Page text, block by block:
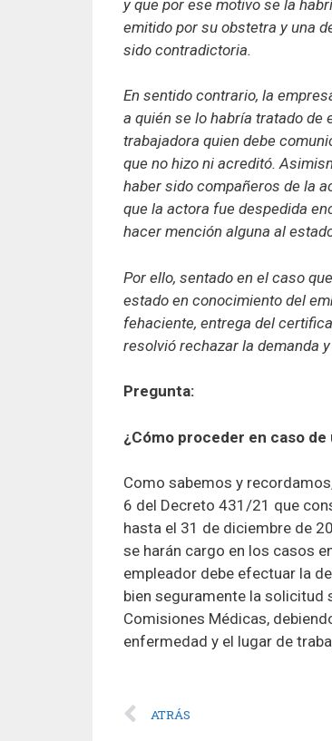
y que por ese motivo se la
emitido por su obstetra y una
sido contradictoria.
En sentido contrario, la
a quién se lo habría tratado de
trabajadora quien debe
que no hizo ni acreditó.
haber sido compañeros de la
que la actora fue despedida
hacer mención alguna al
Por ello, sentado en el caso
estado en conocimiento del
fehaciente, entrega del
resolvió rechazar la demanda
Pregunta:
¿Cómo proceder en caso
Como sabemos y
6 del Decreto 431/21 que
hasta el 31 de diciembre de
se harán cargo en los casos
empleador debe efectuar la
bien seguramente la solicitud
Comisiones Médicas,
enfermedad y el lugar de
ATRÁS